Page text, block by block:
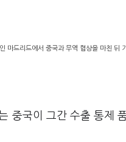
드리드에서 중국과 무역 협상을 마친 뒤
중국이 그간 수출 통제